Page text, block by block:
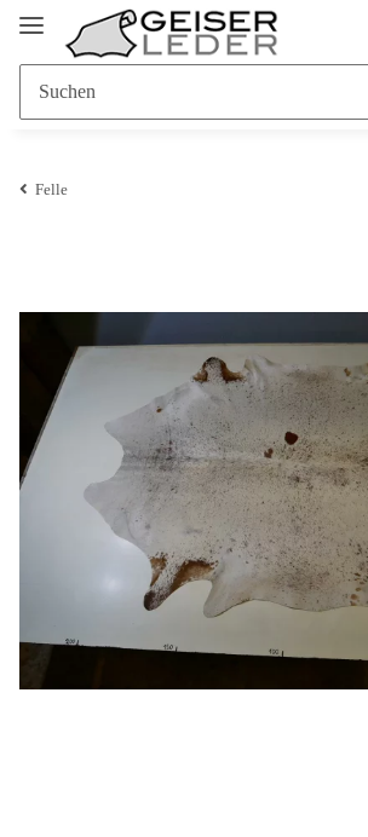
Felle